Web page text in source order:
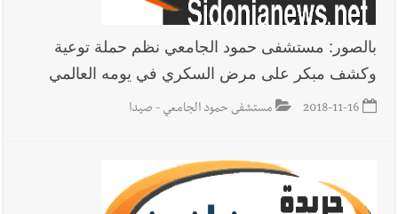
أخبار صيدا مؤسسة مياه لبنان الجنوبي : انخفاض التغذية بالمياه
في صيدا نتيجة الانقطاع المتكرر لخط الخدمات الكهربائي
أخبار لبنان
بالصور: مستشفى حمود الجامعي نظم حملة توعية
وكشف مبكر على مرض السكري في يومه العالمي
2018-11-16 مستشفى حمود الجامعي - صيدا